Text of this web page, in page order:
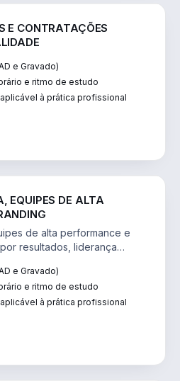
E CONTRATAÇÕES
e Gravado)
e ritmo de estudo
à prática profissional
EQUIPES DE ALTA
de alta performance e
resultados, liderança
e Gravado)
e ritmo de estudo
à prática profissional